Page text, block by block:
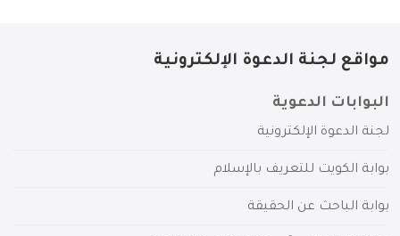
مواقع لجنة الدعوة الإلكترونية
البوابات الدعوية
لجنة الدعوة الإلكترونية
بوابة الكويت للتعريف بالإسلام
بوابة الباحث عن الحقيقة